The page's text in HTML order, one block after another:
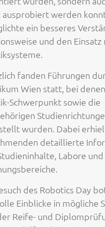
ausprobiert werden
ein besseres
und den
fanden Führungen
Wien statt, bei
Schwerpunkt sowie die
wurden. Dabei
detaillierte
Labore und
des Robotics Day
Einblicke in mögliche
Reife- und